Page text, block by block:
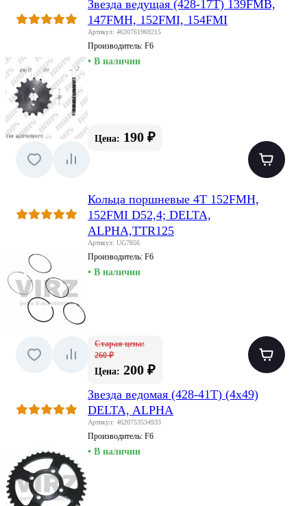
Звезда ведущая (428-17T) 139FMB,
147FMH, 152FMI, 154FMI
Артикул: 4620761969215
Производитель: F6
• В наличии
Цена: 190 ₽
Кольца поршневые 4Т 152FMH,
152FMI D52,4; DELTA,
ALPHA,TTR125
Артикул: UG7856
Производитель: F6
• В наличии
Старая цена:
260 ₽
Цена: 200 ₽
Звезда ведомая (428-41T) (4x49)
DELTA, ALPHA
Артикул: 4620753534933
Производитель: F6
• В наличии